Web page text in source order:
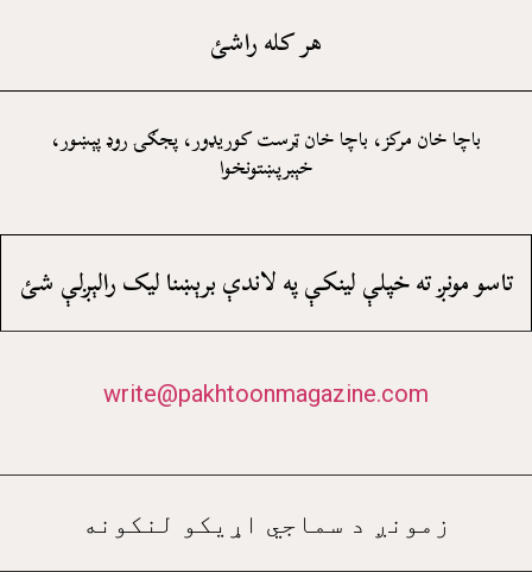
هر کله راشئ
باچا خان مرکز، باچا خان ټرست کوريډور، پجګۍ روډ پېښور،
خېبرپښتونخوا
تاسو مونږ ته خپلې لينکې په لاندې برېښنا ليک رالېږلې شئ
write@pakhtoonmagazine.com
زمونږ د سماجي اړيکو لنکونه